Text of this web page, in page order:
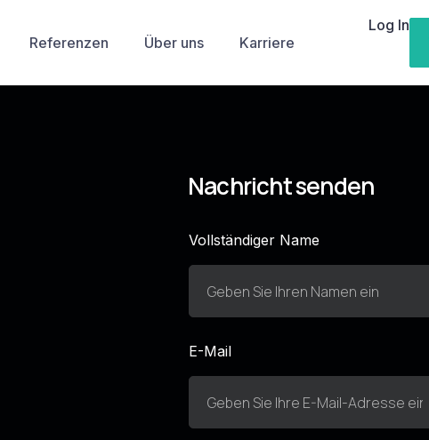
Referenzen Über uns Karriere
Log In
Nachricht senden
Vollständiger Name
E-Mail